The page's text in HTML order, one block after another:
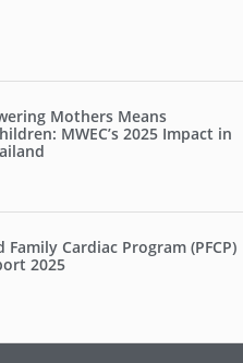
Mothers Means
MWEC’s 2025 Impact in
Family Cardiac Program (PFCP)
2025